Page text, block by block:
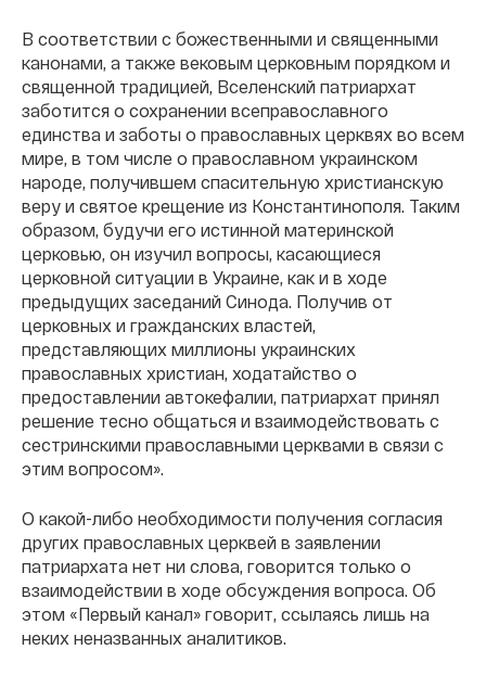
В соответствии с божественными и священными
канонами, а также вековым церковным порядком и
священной традицией, Вселенский патриархат
заботится о сохранении всеправославного
единства и заботы о православных церквях во всем
мире, в том числе о православном украинском
народе, получившем спасительную христианскую
веру и святое крещение из Константинополя. Таким
образом, будучи его истинной материнской
церковью, он изучил вопросы, касающиеся
церковной ситуации в Украине, как и в ходе
предыдущих заседаний Синода. Получив от
церковных и гражданских властей,
представляющих миллионы украинских
православных христиан, ходатайство о
предоставлении автокефалии, патриархат принял
решение тесно общаться и взаимодействовать с
сестринскими православными церквами в связи с
этим вопросом».
О какой-либо необходимости получения согласия
других православных церквей в заявлении
патриархата нет ни слова, говорится только о
взаимодействии в ходе обсуждения вопроса. Об
этом «Первый канал» говорит, ссылаясь лишь на
неких неназванных аналитиков.